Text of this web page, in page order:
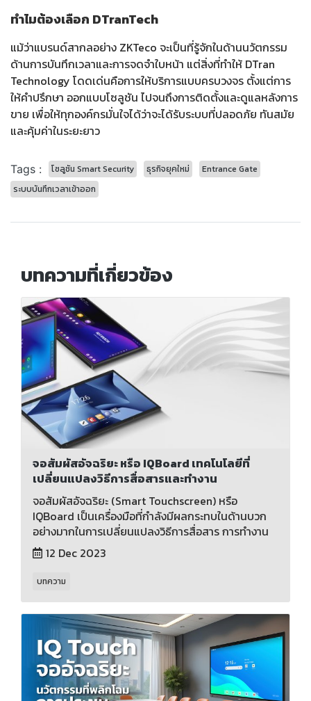
ทำไมต้องเลือก DTranTech
แม้ว่าแบรนด์สากลอย่าง ZKTeco จะเป็นที่รู้จักในด้านนวัตกรรม
ด้านการบันทึกเวลาและการจดจำใบหน้า แต่สิ่งที่ทำให้ DTran
Technology โดดเด่นคือการให้บริการแบบครบวงจร ตั้งแต่การ
ให้คำปรึกษา ออกแบบโซลูชัน ไปจนถึงการติดตั้งและดูแลหลังการ
ขาย เพื่อให้ทุกองค์กรมั่นใจได้ว่าจะได้รับระบบที่ปลอดภัย ทันสมัย
และคุ้มค่าในระยะยาว
Tags : โซลูชัน Smart Security ธุรกิจยุคใหม่
Entrance Gate
ระบบบันทึกเวลาเข้าออก
บทความที่เกี่ยวข้อง
จอสัมผัสอัจฉริยะ หรือ IQBoard เทคโนโลยีที่
เปลี่ยนแปลงวิธีการสื่อสารและทำงาน
จอสัมผัสอัจฉริยะ (Smart Touchscreen) หรือ
IQBoard เป็นเครื่องมือที่กำลังมีผลกระทบในด้านบวก
อย่างมากในการเปลี่ยนแปลงวิธีการสื่อสาร การทำงาน
12 Dec 2023
บทความ